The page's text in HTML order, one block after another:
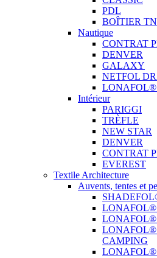
PDL
BOÎTIER
Nautique
CONTRAT
DENVER
GALAXY
NETFOL
LONAFOL®
Intérieur
PARIGGI
TRÈFLE
NEW STAR
DENVER
CONTRAT
EVEREST
Textile Architecture
Auvents, tentes et
LONAFOL®
LONAFOL®
LONAFOL®
CAMPING
LONAFOL®